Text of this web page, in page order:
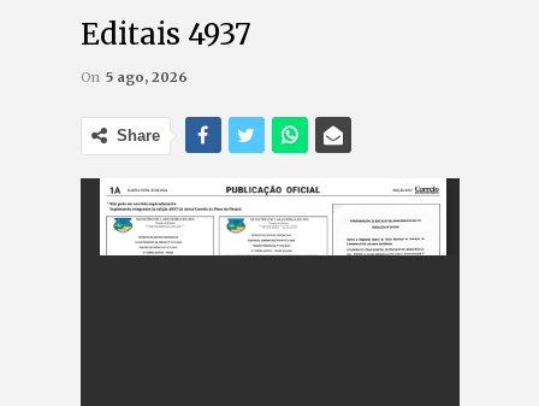
Editais 4937
On 5 ago, 2026
Share